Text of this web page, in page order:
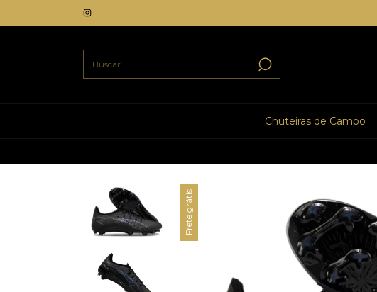
Chuteiras de Campo
Frete grátis